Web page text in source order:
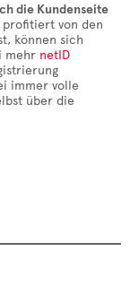
die Kundenseite
profitiert von den
können sich
mehr netID
immer volle
über die